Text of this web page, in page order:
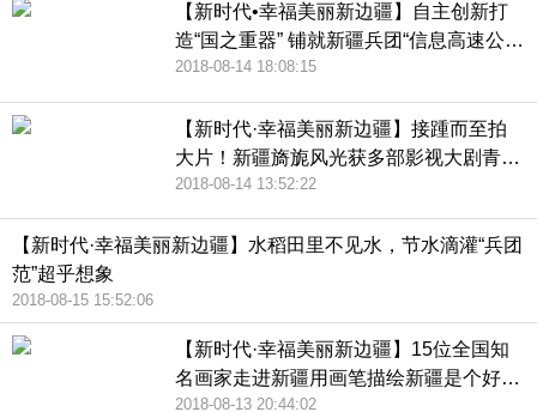
【新时代•幸福美丽新边疆】自主创新打
造“国之重器” 铺就新疆兵团“信息高速公
路”
2018-08-14 18:08:15
【新时代·幸福美丽新边疆】接踵而至拍
大片！新疆旖旎风光获多部影视大剧青
睐！
2018-08-14 13:52:22
【新时代·幸福美丽新边疆】水稻田里不见水，节水滴灌“兵团
范”超乎想象
2018-08-15 15:52:06
【新时代·幸福美丽新边疆】15位全国知
名画家走进新疆用画笔描绘新疆是个好地
方
2018-08-13 20:44:02